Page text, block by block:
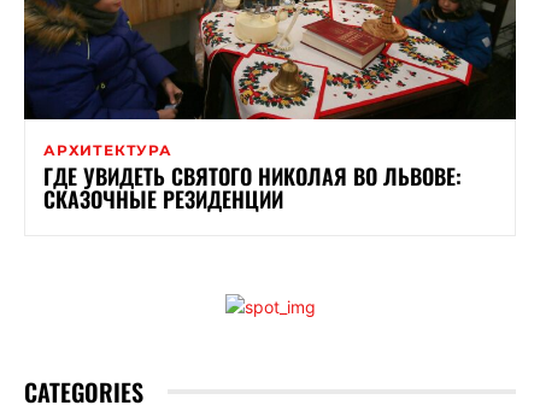
АРХИТЕКТУРА
ГДЕ УВИДЕТЬ СВЯТОГО НИКОЛАЯ ВО ЛЬВОВЕ:
СКАЗОЧНЫЕ РЕЗИДЕНЦИИ
CATEGORIES